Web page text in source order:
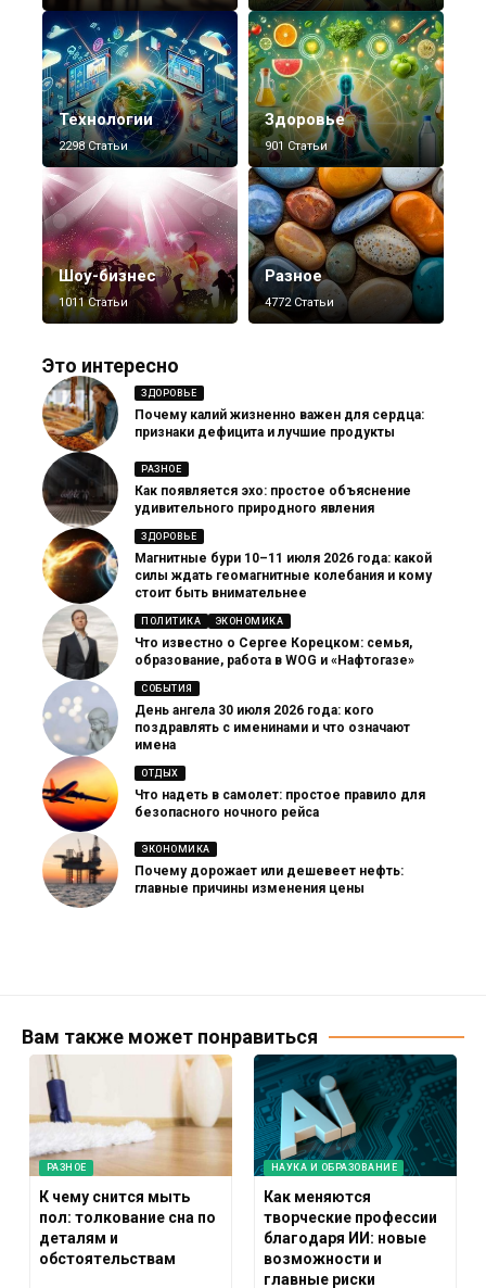
Технологии
2298 Статьи
Здоровье
901 Статьи
Шоу-бизнес
1011 Статьи
Разное
4772 Статьи
Это интересно
ЗДОРОВЬЕ
Почему калий жизненно важен для сердца:
признаки дефицита и лучшие продукты
РАЗНОЕ
Как появляется эхо: простое объяснение
удивительного природного явления
ЗДОРОВЬЕ
Магнитные бури 10–11 июля 2026 года: какой
силы ждать геомагнитные колебания и кому
стоит быть внимательнее
ПОЛИТИКА ЭКОНОМИКА
Что известно о Сергее Корецком: семья,
образование, работа в WOG и «Нафтогазе»
СОБЫТИЯ
День ангела 30 июля 2026 года: кого
поздравлять с именинами и что означают
имена
ОТДЫХ
Что надеть в самолет: простое правило для
безопасного ночного рейса
ЭКОНОМИКА
Почему дорожает или дешевеет нефть:
главные причины изменения цены
Вам также может понравиться
РАЗНОЕ
К чему снится мыть
пол: толкование сна по
деталям и
обстоятельствам
НАУКА И ОБРАЗОВАНИЕ
Как меняются
творческие профессии
благодаря ИИ: новые
возможности и
главные риски